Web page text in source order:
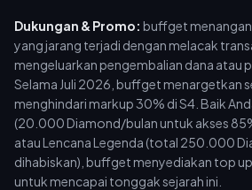
Dukungan & Promo: buffget
yang jarang terjadi dengan melacak
mengeluarkan pengembalian dana atau
Selama Juli 2026, buffget menargetkan
menghindari markup 30% di S4. Baik
(20.000 Diamond/bulan untuk akses
atau Lencana Legenda (total 250.000
dihabiskan), buffget menyediakan top
untuk mencapai tonggak sejarah ini.